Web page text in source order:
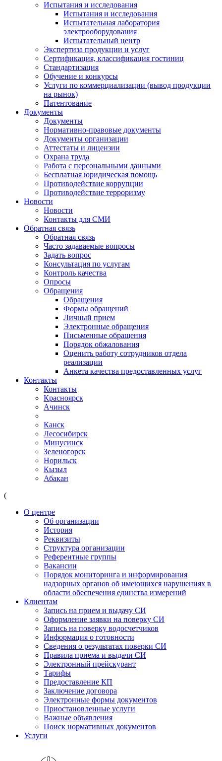
Испытания и исследования
Испытания и исследования
Испытательная лаборатория
электрооборудования
Испытательный центр
Экспертиза продукции и услуг
Сертификация, классификация гостиниц
Стандартизация
Обучение и конкурсы
Услуги по коммерциализации (вывод продукции
на рынок)
Патентование
Документы
Документы
Нормативно-правовые документы
Документы организации
Аттестаты и лицензии
Охрана труда
Работа с персональными данными
Бесплатная юридическая помощь
Противодействие коррупции
Противодействие терроризму
Новости
Новости
Контакты для СМИ
Обратная связь
Обратная связь
Часто задаваемые вопросы
Задать вопрос
Консультация по услугам
Контроль качества
Опросы
Обращения
Обращения
Формы обращений
Личный прием
Электронные обращения
Письменные обращения
Порядок обжалования
Оценить работу сотрудников отдела
реализации
Анкета качества предоставленных услуг
Контакты
Контакты
Красноярск
Ачинск
Канск
Лесосибирск
Минусинск
Зеленогорск
Норильск
Кызыл
Абакан
(
О центре
Об организации
История
Реквизиты
Структура организации
Референтные группы
Вакансии
Порядок мониторинга и информирования
надзорных органов об имеющихся нарушениях в
области обеспечения единства измерений
Клиентам
Запись на прием и выдачу СИ
Оформление заявки на поверку СИ
Запись на поверку водосчетчиков
Информация о готовности
Сведения о результатах поверки СИ
Правила приема и выдачи СИ
Электронный прейскурант
Тарифы
Предоставление КП
Заключение договора
Электронные формы документов
Приостановленные услуги
Важные объявления
Поиск нормативных документов
Услуги